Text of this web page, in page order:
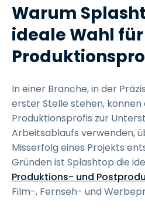
Warum
ideale Wahl für
In einer Branche, in der
erster Stelle stehen, können
Produktionsprofis zur
Arbeitsablaufs verwenden,
Misserfolg eines Projekts
Gründen ist Splashtop die
Produktions- und
Film-, Fernseh- und